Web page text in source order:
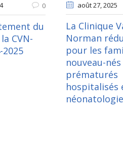
0
du
CVN-
2025
août 27, 2025
La Clinique
Norman
pour les
nouveau-nés
prématurés
hospitalisés